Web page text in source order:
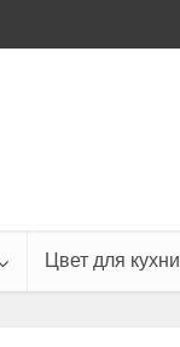
Цвет для кухни